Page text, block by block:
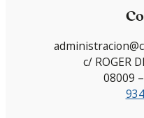
c/ ROGER
08009